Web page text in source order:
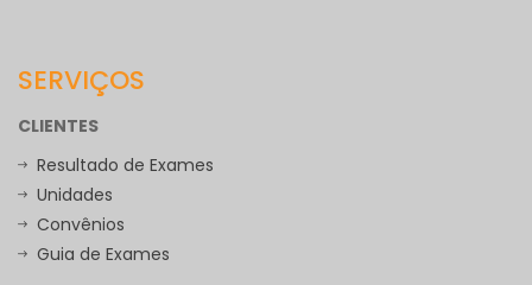
SERVIÇOS
CLIENTES
Resultado de Exames
Unidades
Convênios
Guia de Exames